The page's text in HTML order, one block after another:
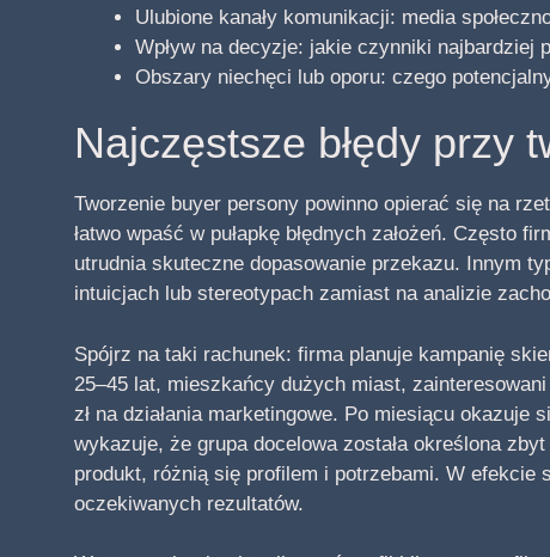
Ulubione kanały komunikacji: media
Wpływ na decyzje: jakie czynniki najbardziej
Obszary niechęci lub oporu: czego
Najczęstsze błędy przy
Tworzenie buyer persony powinno opierać się na
łatwo wpaść w pułapkę błędnych założeń. Często
utrudnia skuteczne dopasowanie przekazu. Innym
intuicjach lub stereotypach zamiast na analizie
Spójrz na taki rachunek: firma planuje kampanię
25–45 lat, mieszkańcy dużych miast,
zł na działania marketingowe. Po miesiącu
wykazuje, że grupa docelowa została określona
produkt, różnią się profilem i potrzebami. W efekcie
oczekiwanych rezultatów.